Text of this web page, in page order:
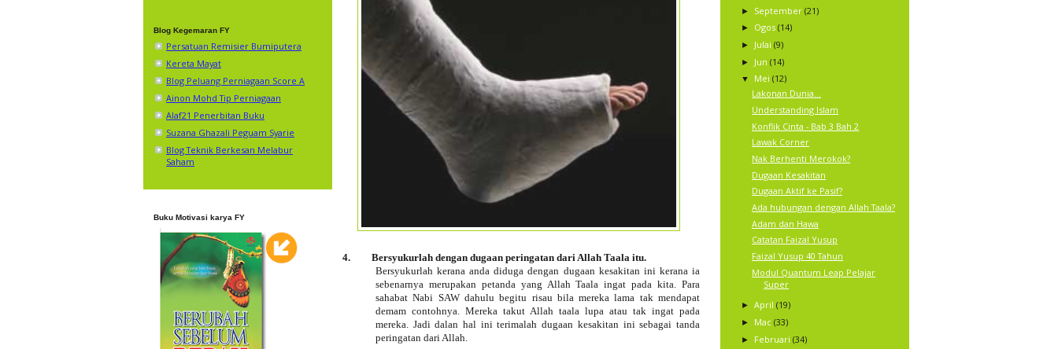
Blog Kegemaran FY
Persatuan Remisier Bumiputera
Kereta Mayat
Blog Peluang Perniagaan Score A
Ainon Mohd Tip Perniagaan
Alaf21 Penerbitan Buku
Suzana Ghazali Peguam Syarie
Blog Teknik Berkesan Melabur
Saham
Buku Motivasi karya FY
4.
Bersyukurlah dengan dugaan peringatan dari Allah Taala itu.
Bersyukurlah kerana anda diduga dengan dugaan kesakitan ini kerana ia
sebenarnya merupakan petanda yang Allah Taala ingat pada kita. Para
sahabat Nabi SAW dahulu begitu risau bila mereka lama tak mendapat
demam contohnya. Mereka takut Allah taala lupa atau tak ingat pada
mereka. Jadi dalan hal ini terimalah dugaan kesakitan ini sebagai tanda
peringatan dari Allah.
► September (21)
► Ogos (14)
► Julai (9)
► Jun (14)
▼ Mei (12)
Lakonan Dunia...
Understanding Islam
Konflik Cinta - Bab 3 Bah 2
Lawak Corner
Nak Berhenti Merokok?
Dugaan Kesakitan
Dugaan Aktif ke Pasif?
Ada hubungan dengan Allah Taala?
Adam dan Hawa
Catatan Faizal Yusup
Faizal Yusup 40 Tahun
Modul Quantum Leap Pelajar
Super
► April (19)
► Mac (33)
► Februari (34)